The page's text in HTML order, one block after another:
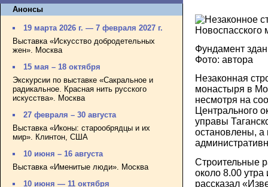
Анонсы
19 марта 2026 г. — 7 февраля 2027 г.
Выставка «Искусство добродетельных
жен». Москва
15 мая – 18 октября
Экскурсии по выставке «Сакральное и
радикальное. Красная нить русского
искусства». Москва
27 февраля – 30 августа
Выставка «Иконы: старообрядцы и их
мир». Клинтон, США
10 июня – 16 августа
Выставка «Именитые люди». Москва
10 июня — 11 октября
Фундамент
Фото: автора
Незаконная
монастыря в
несмотря на
Центрального
управы
остановлены, а
Cтроительные
около 8.00
рассказал